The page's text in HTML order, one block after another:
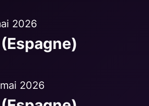
2026
2026